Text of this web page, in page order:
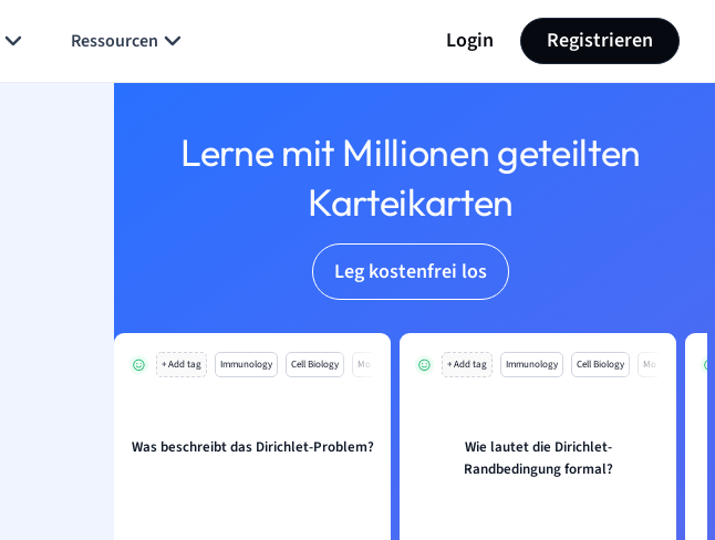
Ressourcen Login Registrieren
Lerne mit Millionen geteilten
Karteikarten
Leg kostenfrei los
+ Add tag Immunology Cell Biology Mo
Was beschreibt das Dirichlet-Problem?
+ Add tag Immunology Cell Biology Mo
Wie lautet die Dirichlet-
Randbedingung formal?